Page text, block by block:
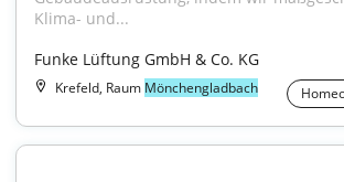
Klima- und...
Funke Lüftung GmbH & Co. KG
Krefeld, Raum Mönchengladbach